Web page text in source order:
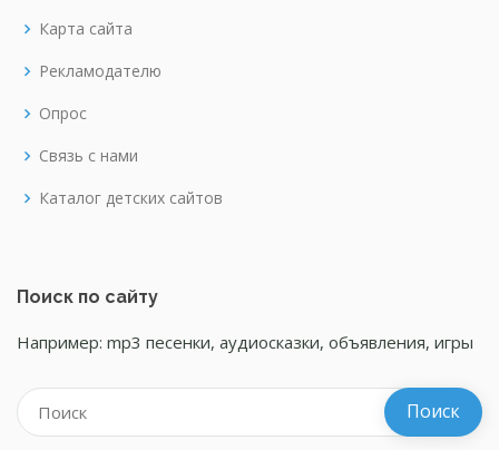
Карта сайта
Рекламодателю
Опрос
Связь с нами
Каталог детских сайтов
Поиск по сайту
Например: mp3 песенки, аудиосказки, объявления, игры